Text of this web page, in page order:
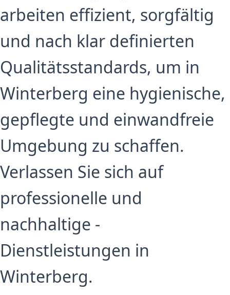
arbeiten effizient, sorgfältig
und nach klar definierten
Qualitätsstandards, um in
Winterberg eine hygienische,
gepflegte und einwandfreie
Umgebung zu schaffen.
Verlassen Sie sich auf
professionelle und
nachhaltige -
Dienstleistungen in
Winterberg.